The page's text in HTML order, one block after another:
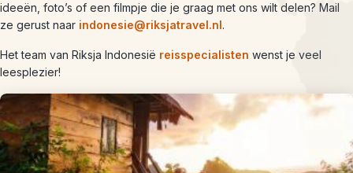
ideeën, foto’s of een filmpje die je graag met ons wilt delen? Mail
ze gerust naar indonesie@riksjatravel.nl.
Het team van Riksja Indonesië reisspecialisten wenst je veel
leesplezier!